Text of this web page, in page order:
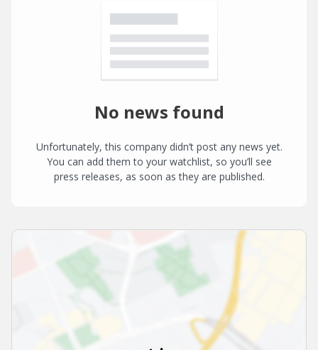
No news found
Unfortunately, this company didn’t post any news yet.
You can add them to your watchlist, so you’ll see
press releases, as soon as they are published.